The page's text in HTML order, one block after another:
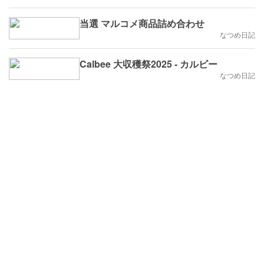
当選 マルコメ商品詰め合わせ
なつめ日記
Calbee 大収穫祭2025 - カルビー
なつめ日記